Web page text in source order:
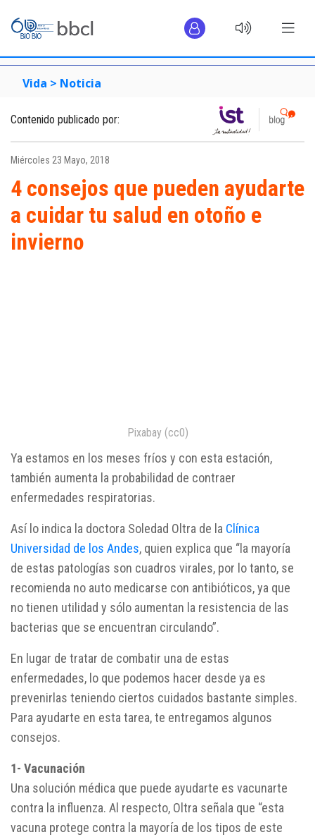
Vida > Noticia
Contenido publicado por:
Miércoles 23 Mayo, 2018
4 consejos que pueden ayudarte
a cuidar tu salud en otoño e
invierno
Pixabay (cc0)
Ya estamos en los meses fríos y con esta estación,
también aumenta la probabilidad de contraer
enfermedades respiratorias.
Así lo indica la doctora Soledad Oltra de la Clínica
Universidad de los Andes, quien explica que “la mayoría
de estas patologías son cuadros virales, por lo tanto, se
recomienda no auto medicarse con antibióticos, ya que
no tienen utilidad y sólo aumentan la resistencia de las
bacterias que se encuentran circulando”.
En lugar de tratar de combatir una de estas
enfermedades, lo que podemos hacer desde ya es
prevenirlas teniendo ciertos cuidados bastante simples.
Para ayudarte en esta tarea, te entregamos algunos
consejos.
1- Vacunación
Una solución médica que puede ayudarte es vacunarte
contra la influenza. Al respecto, Oltra señala que “esta
vacuna protege contra la mayoría de los tipos de este